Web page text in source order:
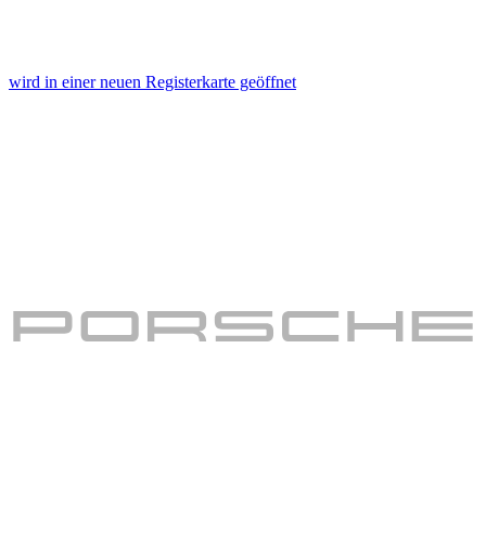
wird in einer neuen Registerkarte geöffnet